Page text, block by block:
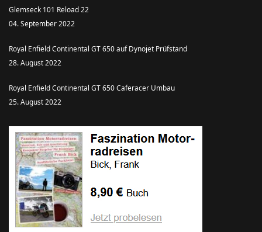
Glemseck 101 Reload 22
04. September 2022
Royal Enfield Continental GT 650 auf Dynojet Prüfstand
28. August 2022
Royal Enfield Continental GT 650 Caferacer Umbau
25. August 2022